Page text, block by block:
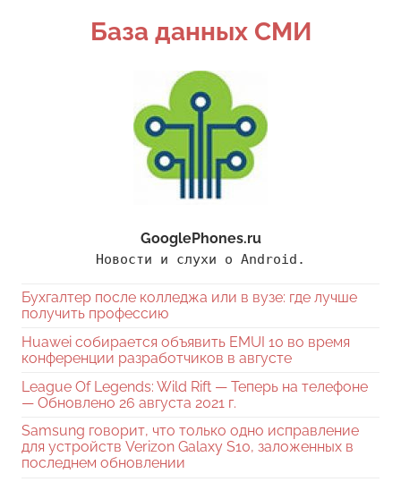
База данных СМИ
GooglePhones.ru
Новости и слухи о Android.
Бухгалтер после колледжа или в вузе: где лучше
получить профессию
Huawei собирается объявить EMUI 10 во время
конференции разработчиков в августе
League Of Legends: Wild Rift — Теперь на телефоне
— Обновлено 26 августа 2021 г.
Samsung говорит, что только одно исправление
для устройств Verizon Galaxy S10, заложенных в
последнем обновлении